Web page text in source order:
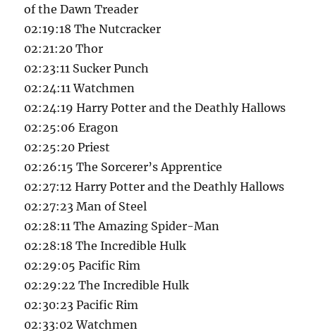
of the Dawn Treader
02:19:18 The Nutcracker
02:21:20 Thor
02:23:11 Sucker Punch
02:24:11 Watchmen
02:24:19 Harry Potter and the Deathly Hallows
02:25:06 Eragon
02:25:20 Priest
02:26:15 The Sorcerer’s Apprentice
02:27:12 Harry Potter and the Deathly Hallows
02:27:23 Man of Steel
02:28:11 The Amazing Spider-Man
02:28:18 The Incredible Hulk
02:29:05 Pacific Rim
02:29:22 The Incredible Hulk
02:30:23 Pacific Rim
02:33:02 Watchmen